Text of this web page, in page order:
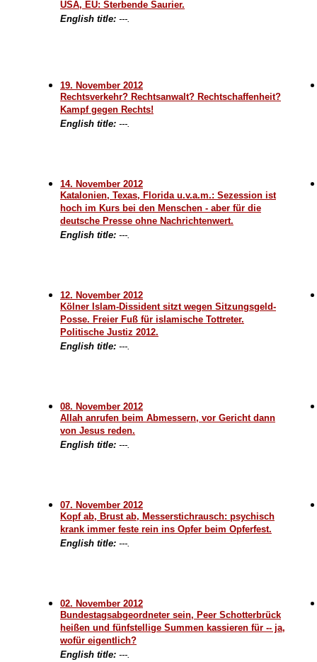
USA, EU: Sterbende Saurier.
English title: ---.
19. November 2012
Rechtsverkehr? Rechtsanwalt? Rechtschaffenheit?
Kampf gegen Rechts!
English title: ---.
14. November 2012
Katalonien, Texas, Florida u.v.a.m.: Sezession ist
hoch im Kurs bei den Menschen - aber für die
deutsche Presse ohne Nachrichtenwert.
English title: ---.
12. November 2012
Kölner Islam-Dissident sitzt wegen Sitzungsgeld-
Posse. Freier Fuß für islamische Tottreter.
Politische Justiz 2012.
English title: ---.
08. November 2012
Allah anrufen beim Abmessern, vor Gericht dann
von Jesus reden.
English title: ---.
07. November 2012
Kopf ab, Brust ab, Messerstichrausch: psychisch
krank immer feste rein ins Opfer beim Opferfest.
English title: ---.
02. November 2012
Bundestagsabgeordneter sein, Peer Schotterbrück
heißen und fünfstellige Summen kassieren für -- ja,
wofür eigentlich?
English title: ---.